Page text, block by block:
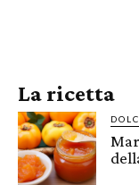
La ricetta